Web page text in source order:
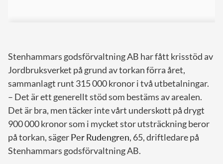
Stenhammars godsförvaltning AB har fått krisstöd av
Jordbruksverket på grund av torkan förra året,
sammanlagt runt 315 000 kronor i två utbetalningar.
– Det är ett generellt stöd som bestäms av arealen.
Det är bra, men täcker inte vårt underskott på drygt
900 000 kronor som i mycket stor utsträckning beror
på torkan, sägerPerRudengren, 65, driftledare på
Stenhammars godsförvaltning AB.